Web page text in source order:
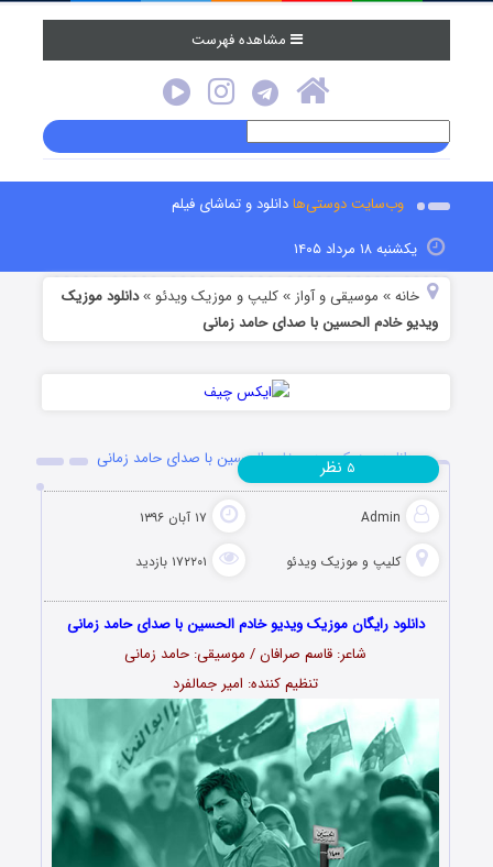
مشاهده فهرست
وب‌سایت دوستی‌هادانلود و تماشای فیلم
یکشنبه ۱۸ مرداد ۱۴۰۵
خانه » موسیقی و آواز »کلیپ و موزیک ویدئو »دانلود موزیک
ویدیو خادم الحسین با صدای حامد زمانی
دانلود موزیک ویدیو خادم الحسین با صدای حامد زمانی
Admin ۱۷ آبان ۱۳۹۶
کلیپ و موزیک ویدئو ۱۷۲۲۰۱ بازدید
۵ نظر
دانلود رایگان موزیک ویدیو خادم الحسین با صدای حامد زمانی
شاعر: قاسم صرافان / موسیقی: حامد زمانی
تنظیم کننده: امیر جمالفرد